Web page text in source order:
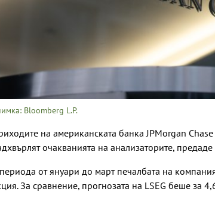
Bloomberg L.P.
на американската банка JPMorgan
очакванията на анализаторите, предаде
от януари до март печалбата на
За сравнение, прогнозата на LSEG беше за